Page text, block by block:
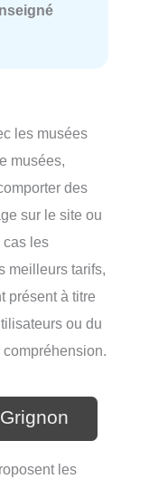
les musées
musées,
des
sur le site ou
cas les
meilleurs tarifs,
présent à titre
ou du
les